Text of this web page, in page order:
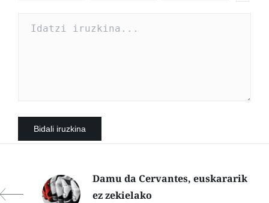
Damu da Cervantes, euskararik
ez zekielako